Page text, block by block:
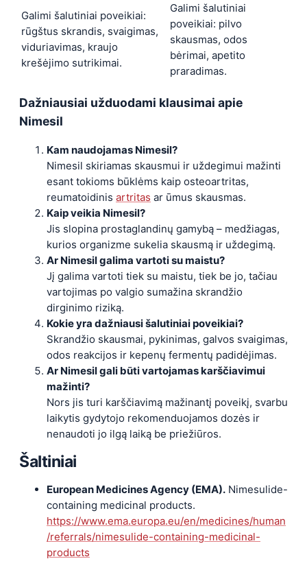
Galimi šalutiniai poveikiai:
rūgštus skrandis, svaigimas,
viduriavimas, kraujo
krešėjimo sutrikimai.
Galimi šalutiniai
poveikiai: pilvo
skausmas, odos
bėrimai, apetito
praradimas.
Dažniausiai užduodami klausimai apie
Nimesil
Kam naudojamas Nimesil?
Nimesil skiriamas skausmui ir uždegimui mažinti
esant tokioms būklėms kaip osteoartritas,
reumatoidinis artritas ar ūmus skausmas.
Kaip veikia Nimesil?
Jis slopina prostaglandinų gamybą – medžiagas,
kurios organizme sukelia skausmą ir uždegimą.
Ar Nimesil galima vartoti su maistu?
Jį galima vartoti tiek su maistu, tiek be jo, tačiau
vartojimas po valgio sumažina skrandžio
dirginimo riziką.
Kokie yra dažniausi šalutiniai poveikiai?
Skrandžio skausmai, pykinimas, galvos svaigimas,
odos reakcijos ir kepenų fermentų padidėjimas.
Ar Nimesil gali būti vartojamas karščiavimui
mažinti?
Nors jis turi karščiavimą mažinantį poveikį, svarbu
laikytis gydytojo rekomenduojamos dozės ir
nenaudoti jo ilgą laiką be priežiūros.
Šaltiniai
European Medicines Agency (EMA). Nimesulide-
containing medicinal products.
https://www.ema.europa.eu/en/medicines/human
/referrals/nimesulide-containing-medicinal-
products